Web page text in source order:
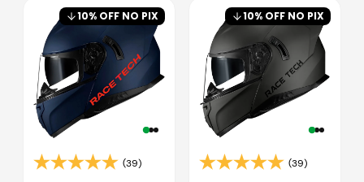
10% OFF NO PIX
(39)
10% OFF NO PIX
(39)